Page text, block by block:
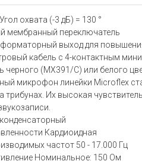
охвата (-3 дБ) = 130 °
мембранный переключатель
выход для
кабель с 4-контактным
черного (MX391/C) или белого
микрофон линейки Microflex
трибунах. Их высокая
Кардиоидная
частот 50 - 17.000 Гц
Номинальное: 150 Ом